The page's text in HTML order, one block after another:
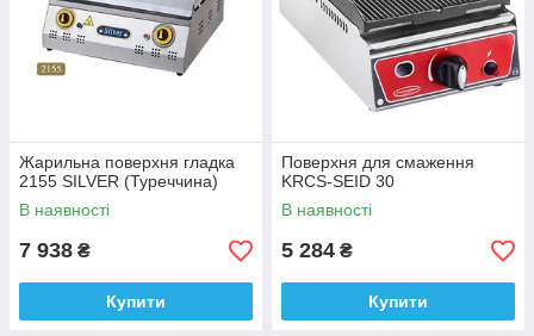
Жарильна поверхня гладка
2155 SILVER (Туреччина)
В наявності
7 938 ₴
Купити
Поверхня для смаження
KRCS-SEID 30
В наявності
5 284 ₴
Купити